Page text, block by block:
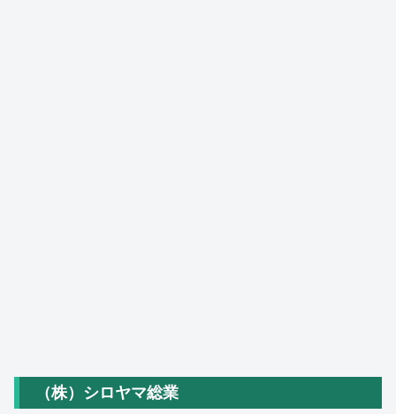
（株）シロヤマ総業